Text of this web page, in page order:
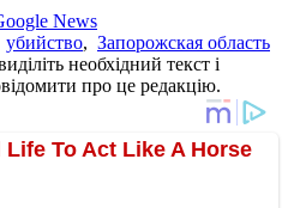
News
убийство, Запорожская область
необхідний текст і
про це редакцію.